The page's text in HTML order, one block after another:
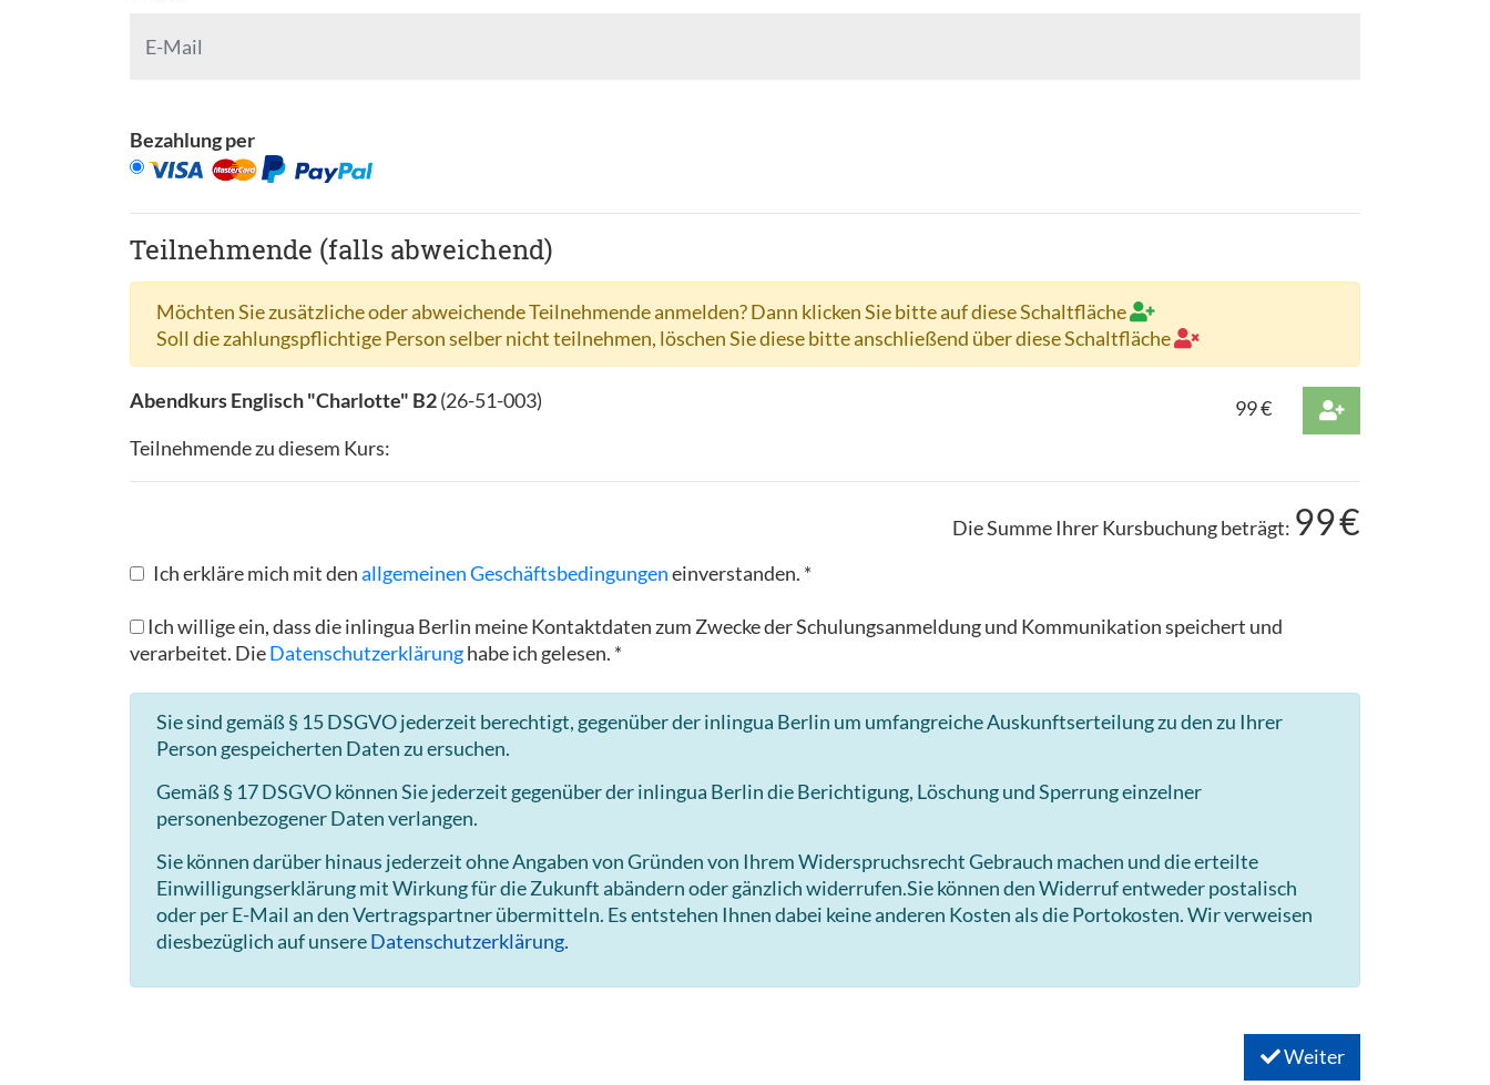
Bezahlung per
Teilnehmende (falls abweichend)
Möchten Sie zusätzliche oder abweichende Teilnehmende anmelden? Dann klicken Sie bitte auf diese Schaltfläche
Soll die zahlungspflichtige Person selber nicht teilnehmen, löschen Sie diese bitte anschließend über diese Schaltfläche
Abendkurs Englisch "Charlotte" B2(26-51-003) 99€
Teilnehmende zu diesem Kurs:
Die Summe Ihrer Kursbuchung beträgt: 99€
Ich erkläre mich mit denallgemeinen Geschäftsbedingungeneinverstanden. *
Ich willige ein, dass die inlingua Berlin meine Kontaktdaten zum Zwecke der Schulungsanmeldung und Kommunikation speichert und
verarbeitet. DieDatenschutzerklärunghabe ich gelesen. *
Sie sind gemäß § 15 DSGVO jederzeit berechtigt, gegenüber der inlingua Berlin um umfangreiche Auskunftserteilung zu den zu Ihrer
Person gespeicherten Daten zu ersuchen.
Gemäß § 17 DSGVO können Sie jederzeit gegenüber der inlingua Berlin die Berichtigung, Löschung und Sperrung einzelner
personenbezogener Daten verlangen.
Sie können darüber hinaus jederzeit ohne Angaben von Gründen von Ihrem Widerspruchsrecht Gebrauch machen und die erteilte
Einwilligungserklärung mit Wirkung für die Zukunft abändern oder gänzlich widerrufen.Sie können den Widerruf entweder postalisch
oder per E-Mail an den Vertragspartner übermitteln. Es entstehen Ihnen dabei keine anderen Kosten als die Portokosten. Wir verweisen
diesbezüglich auf unsereDatenschutzerklärung.
Weiter